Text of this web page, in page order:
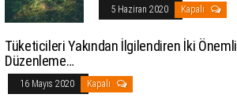
5 Haziran 2020 Kapalı
Tüketicileri Yakından İlgilendiren İki Önemli
Düzenleme…
16 Mayıs 2020 Kapalı